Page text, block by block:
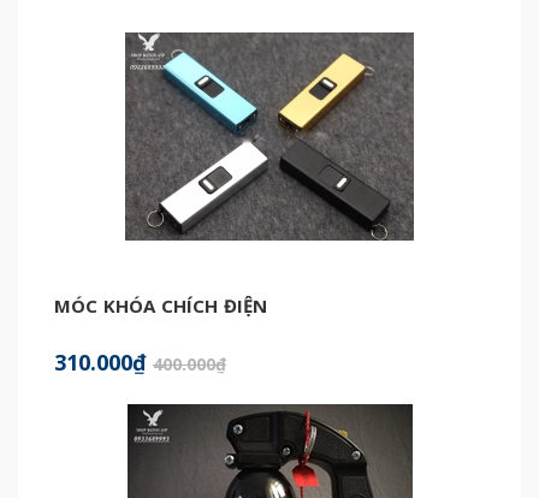
MÓC KHÓA CHÍCH ĐIỆN
310.000₫ 400.000₫